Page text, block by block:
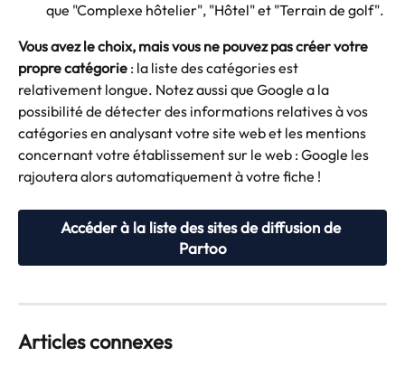
que "Complexe hôtelier", "Hôtel" et "Terrain de golf".
Vous avez le choix, mais vous ne pouvez pas créer votre
propre catégorie : la liste des catégories est
relativement longue. Notez aussi que Google a la
possibilité de détecter des informations relatives à vos
catégories en analysant votre site web et les mentions
concernant votre établissement sur le web : Google les
rajoutera alors automatiquement à votre fiche !
Accéder à la liste des sites de diffusion de
Partoo
Articles connexes